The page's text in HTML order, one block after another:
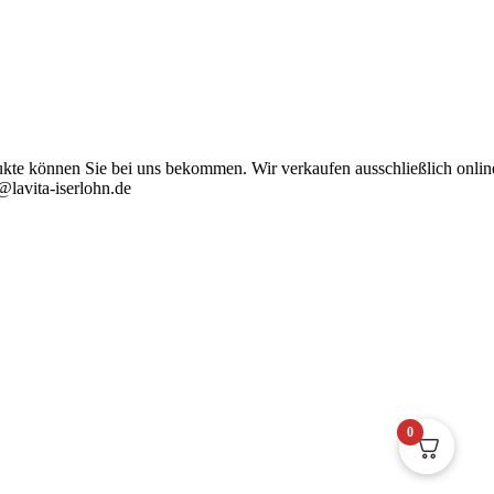
können Sie bei uns bekommen. Wir verkaufen ausschließlich
iserlohn.de
0